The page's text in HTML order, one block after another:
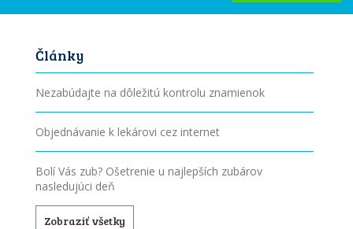
Články
Nezabúdajte na dôležitú kontrolu znamienok
Objednávanie k lekárovi cez internet
Bolí Vás zub? Ošetrenie u najlepších zubárov
nasledujúci deň
Zobraziť všetky